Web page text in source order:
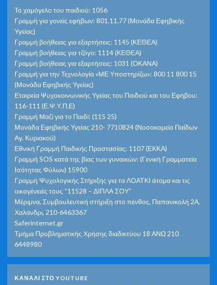
Το χαμόγελο του παιδιού: 1056
Γραμμή για γονείς εφήβων: 801.11.77 (Μονάδα Εφηβικής
Υγείας)
Γραμμή βοήθειας για εξαρτήσεις: 1145 (ΚΕΘΕΑ)
Γραμμή βοήθειας για τζόγο: 1114 (ΚΕΘΕΑ)
Γραμμή βοήθειας για εξαρτήσεις: 1031 (ΟΚΑΝΑ)
Γραμμή για την Τεχνολογία «ΜΕ Υποστηρίζω»: 800 11 800 15
(Μονάδα Εφηβικής Υγείας)
Εταιρεία Ψυχοκοινωνικής Υγείας του Παιδιού και του Εφήβου:
116-111 (Ε.Ψ.Υ.Π.Ε)
Γραμμή Μαζί για το Παιδί: (115 25)
Μονάδα Εφηβικής Υγείας 210- 7710824 (Νοσοκομείο Παίδων
Αγ. Κυριακού)
Εθνική Γραμμή Παιδικής Προστασίας: 1107 (ΕΚΚΑ)
Γραμμή SOS κατά της βίας των γυναικών: (Γενική Γραμματεία
Ισότητας Φύλων) 15900
Γραμμή Ψυχολογικής Στήριξης για τα ΛΟΑΤΚΙ άτομα και τις
οικογένειές τους “11528 – ΔΙΠΛΑ ΣΟΥ”
Μέριμνα, Συμβουλευτική στήριξη στο πένθος, Παπανικολή 2Α,
Χαλάνδρι, 210-6463367
Saferinternet.gr
Τμήμα Προβληματικής Χρήσης διαδικτύου 18 ΑΝΩ 210
6448980
ΚΑΝΑΛΙ ΣΤΟ YOUTUBE